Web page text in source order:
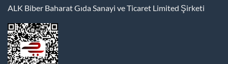
ALK Biber Baharat Gıda Sanayi ve Ticaret Limited Şirketi